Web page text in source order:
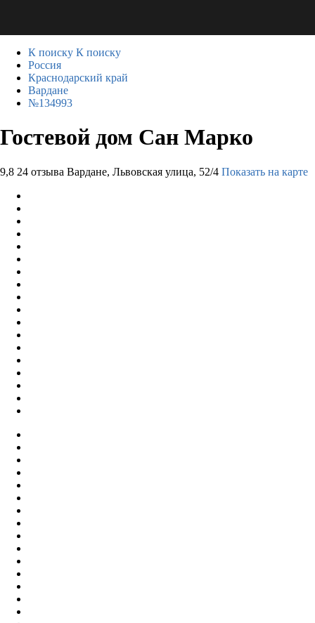
К поиску К поиску
Россия
Краснодарский край
Вардане
№134993
Гостевой дом Сан Марко
9,8 24 отзыва Вардане, Львовская улица, 52/4 Показать на карте